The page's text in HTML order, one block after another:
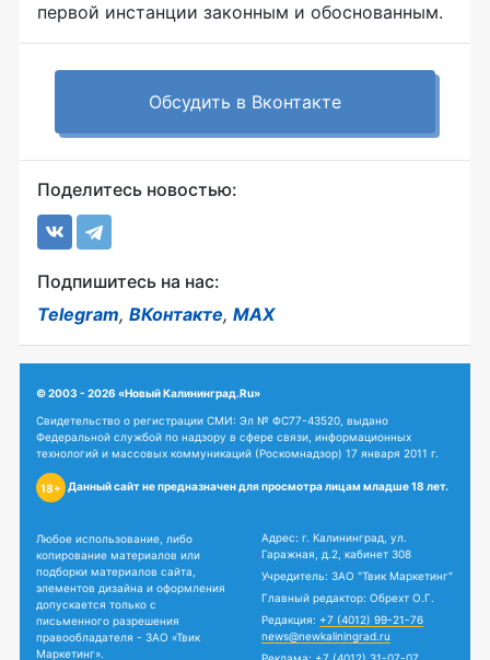
первой инстанции законным и обоснованным.
Обсудить в Вконтакте
Поделитесь новостью:
Подпишитесь на нас:
Telegram, ВКонтакте, MAX
© 2003 - 2026 «Новый Калининград.Ru»
Свидетельство о регистрации СМИ: Эл № ФС77-43520, выдано
Федеральной службой по надзору в сфере связи, информационных
технологий и массовых коммуникаций (Роскомнадзор) 17 января 2011 г.
18+ Данный сайт не предназначен для просмотра лицам младше 18 лет.
Любое использование, либо
копирование материалов или
подборки материалов сайта,
элементов дизайна и оформления
допускается только с
письменного разрешения
правообладателя - ЗАО «Твик
Маркетинг».
Адрес: г. Калининград, ул.
Гаражная, д.2, кабинет 308
Учредитель: ЗАО "Твик Маркетинг"
Главный редактор: Обрехт О.Г.
Редакция: +7 (4012) 99-21-76
news@newkaliningrad.ru